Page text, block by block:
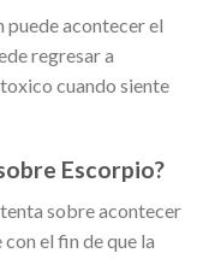
acontecer el
regresar a
cuando siente
Escorpio?
sobre acontecer
el fin de que la